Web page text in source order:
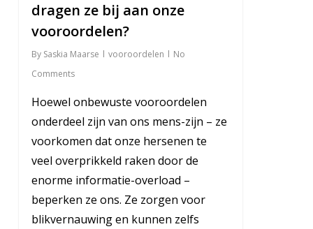
dragen ze bij aan onze
vooroordelen?
By Saskia Maarse vooroordelen
No
Comments
Hoewel onbewuste vooroordelen
onderdeel zijn van ons mens-zijn – ze
voorkomen dat onze hersenen te
veel overprikkeld raken door de
enorme informatie-overload –
beperken ze ons. Ze zorgen voor
blikvernauwing en kunnen zelfs